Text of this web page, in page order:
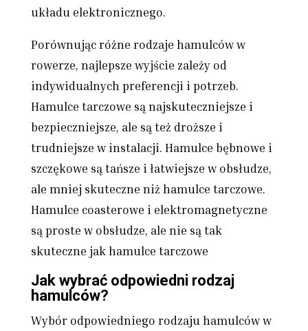
układu elektronicznego.
Porównując różne rodzaje hamulców w
rowerze, najlepsze wyjście zależy od
indywidualnych preferencji i potrzeb.
Hamulce tarczowe są najskuteczniejsze i
bezpieczniejsze, ale są też droższe i
trudniejsze w instalacji. Hamulce bębnowe i
szczękowe są tańsze i łatwiejsze w obsłudze,
ale mniej skuteczne niż hamulce tarczowe.
Hamulce coasterowe i elektromagnetyczne
są proste w obsłudze, ale nie są tak
skuteczne jak hamulce tarczowe
Jak wybrać odpowiedni rodzaj
hamulców?
Wybór odpowiedniego rodzaju hamulców w